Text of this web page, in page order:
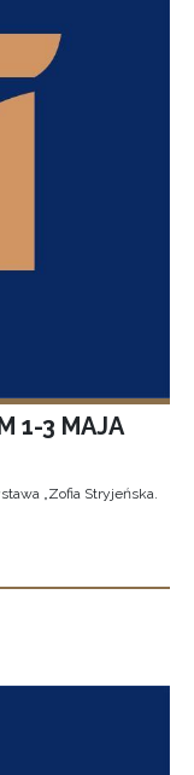
1-3 MAJA
„Zofia Stryjeńska.